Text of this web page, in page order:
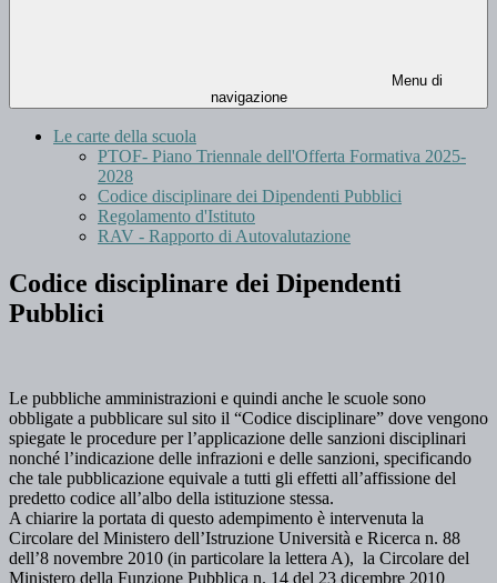
Menu di
navigazione
Le carte della scuola
PTOF- Piano Triennale dell'Offerta Formativa 2025-
2028
Codice disciplinare dei Dipendenti Pubblici
Regolamento d'Istituto
RAV - Rapporto di Autovalutazione
Codice disciplinare dei Dipendenti
Pubblici
Le pubbliche amministrazioni e quindi anche le scuole sono
obbligate a pubblicare sul sito il “Codice disciplinare” dove vengono
spiegate le procedure per l’applicazione delle sanzioni disciplinari
nonché l’indicazione delle infrazioni e delle sanzioni, specificando
che tale pubblicazione equivale a tutti gli effetti all’affissione del
predetto codice all’albo della istituzione stessa.
A chiarire la portata di questo adempimento è intervenuta la
Circolare del Ministero dell’Istruzione Università e Ricerca n. 88
dell’8 novembre 2010 (in particolare la lettera A), la Circolare del
Ministero della Funzione Pubblica n. 14 del 23 dicembre 2010